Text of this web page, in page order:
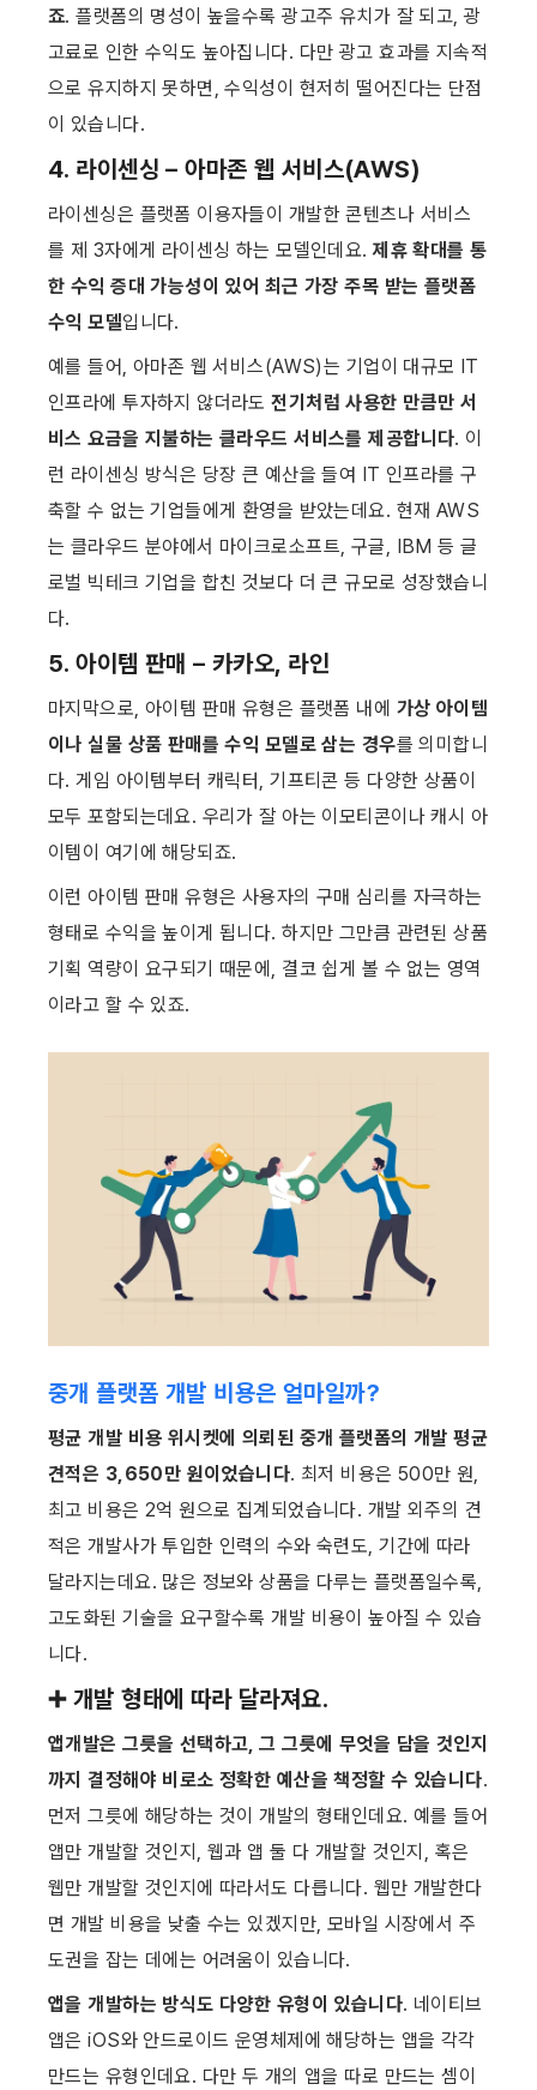
죠. 플랫폼의 명성이 높을수록 광고주 유치가 잘 되고, 광
고료로 인한 수익도 높아집니다. 다만 광고 효과를 지속적
으로 유지하지 못하면, 수익성이 현저히 떨어진다는 단점
이 있습니다.
4. 라이센싱 – 아마존 웹 서비스(AWS)
라이센싱은 플랫폼 이용자들이 개발한 콘텐츠나 서비스
를 제 3자에게 라이센싱 하는 모델인데요. 제휴 확대를 통
한 수익 증대 가능성이 있어 최근 가장 주목 받는 플랫폼
수익 모델입니다.
예를 들어, 아마존 웹 서비스(AWS)는 기업이 대규모 IT
인프라에 투자하지 않더라도 전기처럼 사용한 만큼만 서
비스 요금을 지불하는 클라우드 서비스를 제공합니다. 이
런 라이센싱 방식은 당장 큰 예산을 들여 IT 인프라를 구
축할 수 없는 기업들에게 환영을 받았는데요. 현재 AWS
는 클라우드 분야에서 마이크로소프트, 구글, IBM 등 글
로벌 빅테크 기업을 합친 것보다 더 큰 규모로 성장했습니
다.
5. 아이템 판매 – 카카오, 라인
마지막으로, 아이템 판매 유형은 플랫폼 내에 가상 아이템
이나 실물 상품 판매를 수익 모델로 삼는 경우를 의미합니
다. 게임 아이템부터 캐릭터, 기프티콘 등 다양한 상품이
모두 포함되는데요. 우리가 잘 아는 이모티콘이나 캐시 아
이템이 여기에 해당되죠.
이런 아이템 판매 유형은 사용자의 구매 심리를 자극하는
형태로 수익을 높이게 됩니다. 하지만 그만큼 관련된 상품
기획 역량이 요구되기 때문에, 결코 쉽게 볼 수 없는 영역
이라고 할 수 있죠.
중개 플랫폼 개발 비용은 얼마일까?
평균 개발 비용 위시켓에 의뢰된 중개 플랫폼의 개발 평균
견적은 3,650만 원이었습니다. 최저 비용은 500만 원,
최고 비용은 2억 원으로 집계되었습니다. 개발 외주의 견
적은 개발사가 투입한 인력의 수와 숙련도, 기간에 따라
달라지는데요. 많은 정보와 상품을 다루는 플랫폼일수록,
고도화된 기술을 요구할수록 개발 비용이 높아질 수 있습
니다.
➕ 개발 형태에 따라 달라져요.
앱개발은 그릇을 선택하고, 그 그릇에 무엇을 담을 것인지
까지 결정해야 비로소 정확한 예산을 책정할 수 있습니다.
먼저 그릇에 해당하는 것이 개발의 형태인데요. 예를 들어
앱만 개발할 것인지, 웹과 앱 둘 다 개발할 것인지, 혹은
웹만 개발할 것인지에 따라서도 다릅니다. 웹만 개발한다
면 개발 비용을 낮출 수는 있겠지만, 모바일 시장에서 주
도권을 잡는 데에는 어려움이 있습니다.
앱을 개발하는 방식도 다양한 유형이 있습니다. 네이티브
앱은 iOS와 안드로이드 운영체제에 해당하는 앱을 각각
만드는 유형인데요. 다만 두 개의 앱을 따로 만드는 셈이